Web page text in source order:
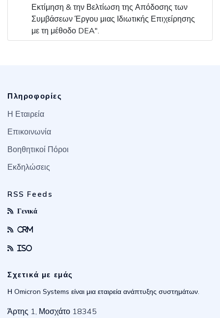
Εκτίμηση & την Βελτίωση της Απόδοσης των
Συμβάσεων Έργου μιας Ιδιωτικής Επιχείρησης
με τη μέθοδο DEA".
Πληροφορίες
Η Εταιρεία
Επικοινωνία
Βοηθητικοί Πόροι
Εκδηλώσεις
RSS Feeds
Γενικά
CRM
ISO
Σχετικά με εμάς
Η Omicron Systems είναι μια εταιρεία ανάπτυξης συστημάτων.
Άρτης 1, Μοσχάτο 18345